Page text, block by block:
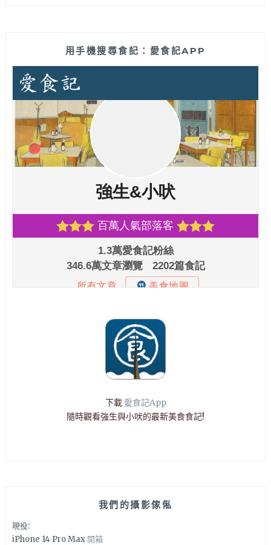
用手機搜尋食記：愛食記APP
下載 愛食記App
隨時觀看強生與小吠的最新美食食記!
我們的攝影傢俬
現役:
iPhone 14 Pro Max 開箱